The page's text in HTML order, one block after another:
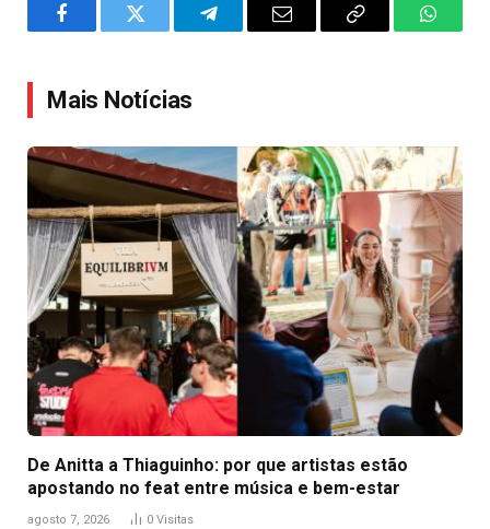
FacebookTwitter TelegramEmail
Copy
Mais Notícias
De Anitta a Thiaguinho: por que artistas estão
apostando no feat entre música e bem-estar
agosto 7, 2026 0 Visitas